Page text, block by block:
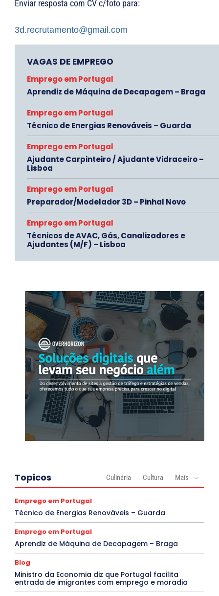
Enviar resposta com CV c/foto para:
3d.recrutamento@gmail.com
VAGAS DE EMPREGO
Emprego em Portugal
Aprendiz de Máquina de Decapagem – Braga
Emprego em Portugal
Técnico de Energias Renováveis – Guarda
Emprego em Portugal
Ajudante Carpinteiro / Ajudante Vidraceiro –
Lisboa
Emprego em Portugal
Preparador/Modelador 3D – Pinhal Novo
Emprego em Portugal
Técnicos de AVAC, Gás, Canalizadores e
Ajudantes (M/F) – Lisboa
Topicos Culinária Cultura Mais
Emprego em Portugal
Técnico de Energias Renováveis – Guarda
Emprego em Portugal
Aprendiz de Máquina de Decapagem – Braga
Blog
Ministro da Economia diz que Portugal facilita
entrada de imigrantes com emprego e moradia